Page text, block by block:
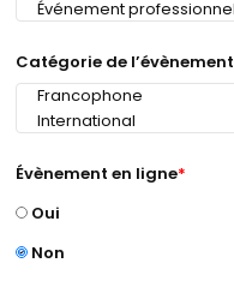
Catégorie de l’évènement
Évènement en ligne*
Oui
Non